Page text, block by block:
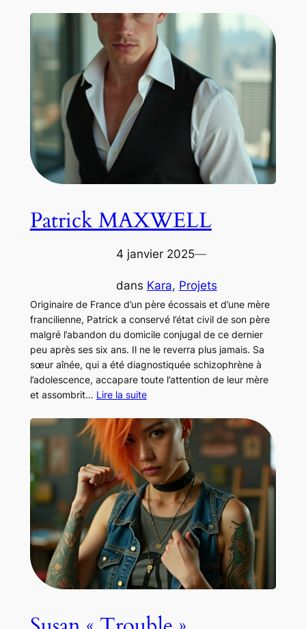
Patrick MAXWELL
4 janvier 2025—
dans Kara, Projets
Originaire de France d’un père écossais et d’une mère
francilienne, Patrick a conservé l’état civil de son père
malgré l’abandon du domicile conjugal de ce dernier
peu après ses six ans. Il ne le reverra plus jamais. Sa
sœur aînée, qui a été diagnostiquée schizophrène à
l’adolescence, accapare toute l’attention de leur mère
et assombrit… Lire la suite